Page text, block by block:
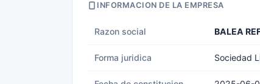
INFORMACION DE LA EMPRESA
Razon social BALEA
Forma juridica Sociedad